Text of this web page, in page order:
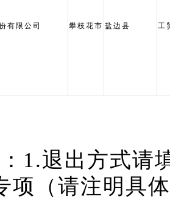
有限公司 攀枝花市 盐边县 工
1.退出方式请
项（请注明具